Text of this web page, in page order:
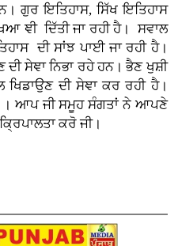
ਗੁਰ ਇਤਿਹਾਸ, ਸਿੱਖ ਇਤਿਹਾਸ
ਞੀ ਦਿੱਤੀ ਜਾ ਰਹੀ ਹੈ। ਸਵਾਲ
ਦੀ ਸਾਂਝ ਪਾਈ ਜਾ ਰਹੀ ਹੈ।
ਸੇਞਾ ਨਿਭਾ ਰਹੇ ਹਨ। ਭੈਣ ਖੁਸ਼ੀ
ਦੀ ਸੇਞਾ ਕਰ ਰਹੀ ਹੈ।
। ਆਪ ਜੀ ਸਮੂਹ ਸੰਗਤਾਂ ਨੇ ਆਪਣੇ
ਕਰੋ ਜੀ।